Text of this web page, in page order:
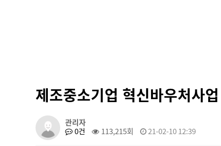
제조중소기업 혁신바우처사업
관리자
0건
113,215회 21-02-10 12:39